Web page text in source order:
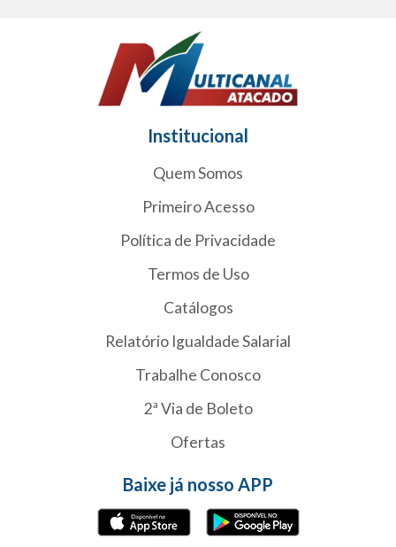
Institucional
Quem Somos
Primeiro Acesso
Política de Privacidade
Termos de Uso
Catálogos
Relatório Igualdade Salarial
Trabalhe Conosco
2ª Via de Boleto
Ofertas
Baixe já nosso APP